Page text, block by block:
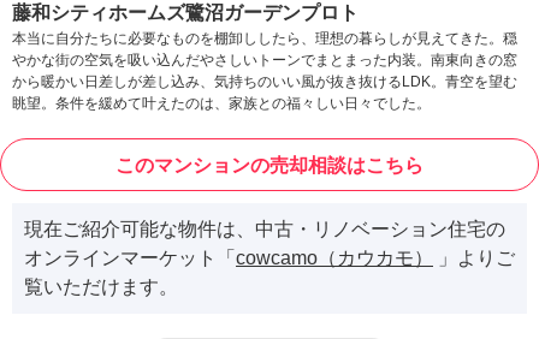
藤和シティホームズ鷺沼ガーデンプロト
本当に自分たちに必要なものを棚卸ししたら、理想の暮らしが見えてきた。穏
やかな街の空気を吸い込んだやさしいトーンでまとまった内装。南東向きの窓
から暖かい日差しが差し込み、気持ちのいい風が抜き抜けるLDK。青空を望む
眺望。条件を緩めて叶えたのは、家族との福々しい日々でした。
このマンションの売却相談はこちら
現在ご紹介可能な物件は、中古・リノベーション住宅の
オンラインマーケット「 cowcamo（カウカモ）
」よりご
覧いただけます。